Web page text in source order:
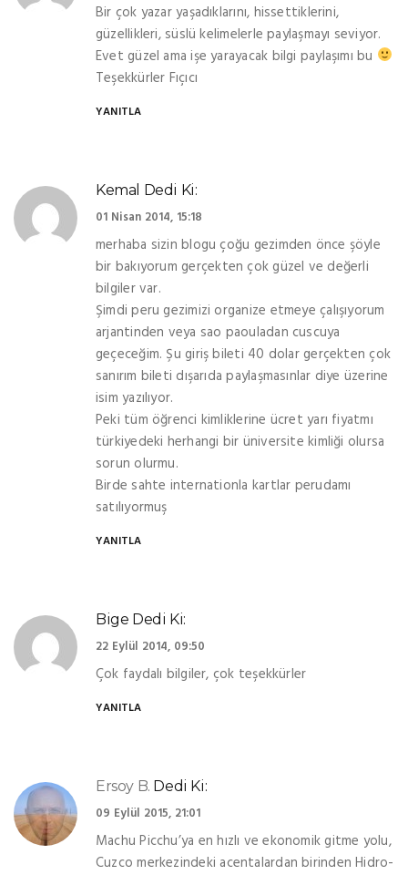
Bir çok yazar yaşadıklarını, hissettiklerini,
güzellikleri, süslü kelimelerle paylaşmayı seviyor.
Evet güzel ama işe yarayacak bilgi paylaşımı bu
Teşekkürler Fıçıcı
YANITLA
Kemal Dedi Ki:
01 Nisan 2014, 15:18
merhaba sizin blogu çoğu gezimden önce şöyle
bir bakıyorum gerçekten çok güzel ve değerli
bilgiler var.
Şimdi peru gezimizi organize etmeye çalışıyorum
arjantinden veya sao paouladan cuscuya
geçeceğim. Şu giriş bileti 40 dolar gerçekten çok
sanırım bileti dışarıda paylaşmasınlar diye üzerine
isim yazılıyor.
Peki tüm öğrenci kimliklerine ücret yarı fiyatmı
türkiyedeki herhangi bir üniversite kimliği olursa
sorun olurmu.
Birde sahte internationla kartlar perudamı
satılıyormuş
YANITLA
Bige Dedi Ki:
22 Eylül 2014, 09:50
Çok faydalı bilgiler, çok teşekkürler
YANITLA
Ersoy B. Dedi Ki:
09 Eylül 2015, 21:01
Machu Picchu’ya en hızlı ve ekonomik gitme yolu,
Cuzco merkezindeki acentalardan birinden Hidro-